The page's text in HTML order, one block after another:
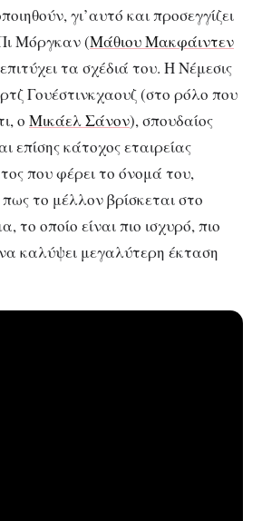
γι’αυτό και προσεγγίζει
Μόργκαν (Μάθιου Μακφάιντεν
τα σχέδιά του. Η Νέμεσις
Γουέστινκχαουζ (στο ρόλο που
ο Μικάελ Σάνον), σπουδαίος
επίσης κάτοχος εταιρείας
που φέρει το όνομά του,
πως το μέλλον βρίσκεται στο
το οποίο είναι πιο ισχυρό, πιο
καλύψει μεγαλύτερη έκταση